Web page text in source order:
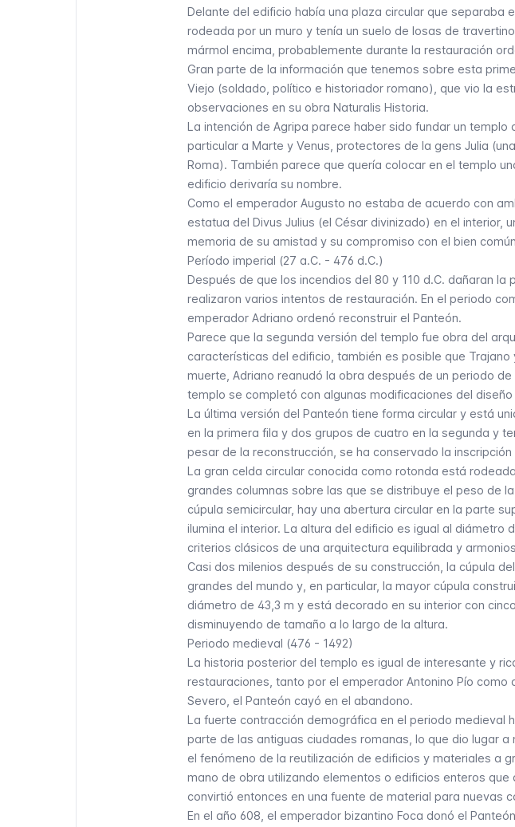
Delante del edificio había una plaza circular que separaba
rodeada por un muro y tenía un suelo de losas de
mármol encima, probablemente durante la restauración
Gran parte de la información que tenemos sobre esta
Viejo (soldado, político e historiador romano), que vio la
observaciones en su obra Naturalis Historia.
La intención de Agripa parece haber sido fundar un
particular a Marte y Venus, protectores de la gens Julia
Roma). También parece que quería colocar en el templo
edificio derivaría su nombre.
Como el emperador Augusto no estaba de acuerdo con
estatua del Divus Julius (el César divinizado) en el interior,
memoria de su amistad y su compromiso con el bien
Período imperial (27 a.C. - 476 d.C.)
Después de que los incendios del 80 y 110 d.C. dañaran la
realizaron varios intentos de restauración. En el periodo
emperador Adriano ordenó reconstruir el Panteón.
Parece que la segunda versión del templo fue obra del
características del edificio, también es posible que
muerte, Adriano reanudó la obra después de un periodo
templo se completó con algunas modificaciones del diseño
La última versión del Panteón tiene forma circular y está
en la primera fila y dos grupos de cuatro en la segunda y
pesar de la reconstrucción, se ha conservado la inscripción
La gran celda circular conocida como rotonda está
grandes columnas sobre las que se distribuye el peso de
cúpula semicircular, hay una abertura circular en la parte
ilumina el interior. La altura del edificio es igual al
criterios clásicos de una arquitectura equilibrada y
Casi dos milenios después de su construcción, la cúpula
grandes del mundo y, en particular, la mayor cúpula
diámetro de 43,3 m y está decorado en su interior con
disminuyendo de tamaño a lo largo de la altura.
Periodo medieval (476 - 1492)
La historia posterior del templo es igual de interesante y
restauraciones, tanto por el emperador Antonino Pío como
Severo, el Panteón cayó en el abandono.
La fuerte contracción demográfica en el periodo medieval
parte de las antiguas ciudades romanas, lo que dio lugar
el fenómeno de la reutilización de edificios y materiales a
mano de obra utilizando elementos o edificios enteros que
convirtió entonces en una fuente de material para nuevas
En el año 608, el emperador bizantino Foca donó el